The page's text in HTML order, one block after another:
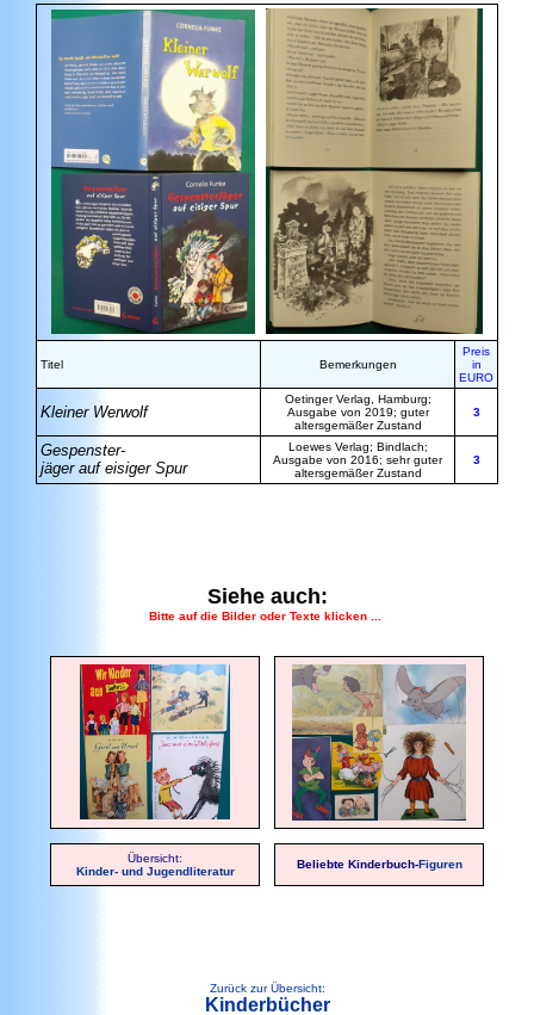
Titel Bemerkungen
Preis
in
EURO
Kleiner Werwolf
Oetinger Verlag, Hamburg;
Ausgabe von 2019; guter
altersgemäßer Zustand
3
Gespenster-
jäger auf eisiger Spur
Loewes Verlag; Bindlach;
Ausgabe von 2016; sehr guter
altersgemäßer Zustand
3
Siehe auch:
Bitte auf die Bilder oder Texte klicken ...
Übersicht:
Kinder- und Jugendliteratur
Beliebte Kinderbuch-Figuren
Zurück zur Übersicht:
Kinderbücher